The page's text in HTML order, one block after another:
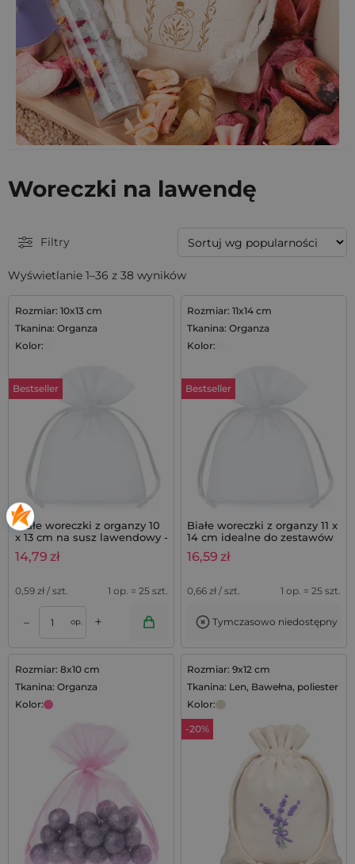
Woreczki na lawendę
Filtry
Wyświetlanie 1–36 z 38 wyników
Rozmiar: 10x13 cm
Tkanina: Organza
Kolor:
Bestseller
Białe woreczki z organzy 10
x 13 cm na susz lawendowy -
25 szt.
14,79 zł
0,59 zł / szt. 1 op. = 25 szt.
– op. +
Rozmiar: 11x14 cm
Tkanina: Organza
Kolor:
Bestseller
Białe woreczki z organzy 11 x
14 cm idealne do zestawów
lawendowych, zestaw 25 szt.
16,59 zł
0,66 zł / szt. 1 op. = 25 szt.
Tymczasowo niedostępny
Rozmiar: 8x10 cm
Tkanina: Organza
Kolor:
Rozmiar: 9x12 cm
Tkanina: Len, Bawełna, poliester
Kolor:
-20%